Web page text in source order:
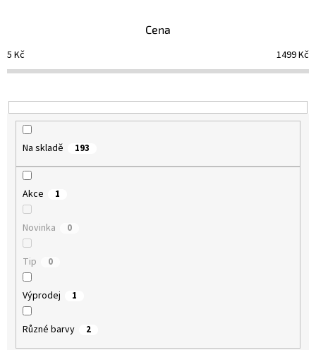
o
d
k
t
Cena
5 Kč 1499Kč
Na skladě 193
Akce 1
Novinka 0
Tip 0
Výprodej 1
Různé barvy 2